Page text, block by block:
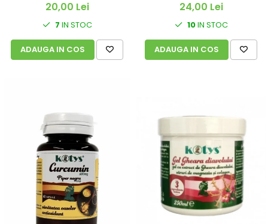
20,00 Lei
7 IN STOC
ADAUGA IN COS
24,00 Lei
10IN STOC
ADAUGA IN COS